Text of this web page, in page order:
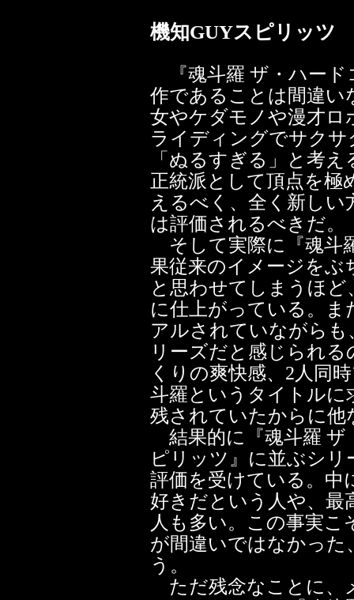
機知GUYスピリッツ
『魂斗羅 ザ・ハード
作であることは間違い
女やケダモノや漫才ロ
ライディングでサク
「ぬるすぎる」と考
正統派として頂点を極
えるべく、全く新しい
は評価されるべきだ。
そして実際に『魂斗
果従来のイメージをぶ
と思わせてしまうほ
に仕上がっている。
アルされていながら
リーズだと感じられ
くりの爽快感、2人同
斗羅というタイトルに
残されていたからに他
結果的に『魂斗羅 ザ
ピリッツ』に並ぶシ
評価を受けている。中
好きだという人や、
人も多い。この事実こ
が間違いではなかった
う。
ただ残念なことに、